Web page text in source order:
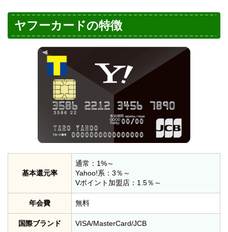
ヤフーカードの特徴
基本還元率
通常：1%～
Yahoo!系：3％～
Vポイント加盟店：1.5％～
年会費 無料
国際ブランド VISA/MasterCard/JCB